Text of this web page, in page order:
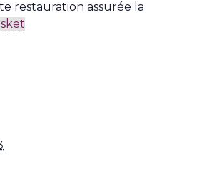
restauration assurée la
.